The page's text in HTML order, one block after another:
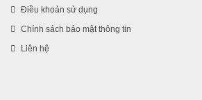
Điều khoản sử dụng
Chính sách bảo mật thông tin
Liên hệ